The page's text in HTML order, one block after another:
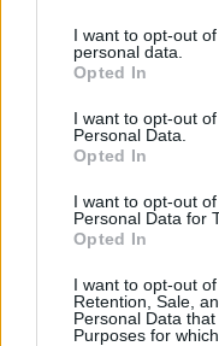
not limited to your visit
grant or deny consent
use your data for
consent section.
I want to opt-out
personal data.
Opted In
I want to opt-out
Personal Data.
Opted In
I want to opt-out
Personal Data for
Opted In
I want to opt-out
Retention, Sale,
Personal Data
Purposes for